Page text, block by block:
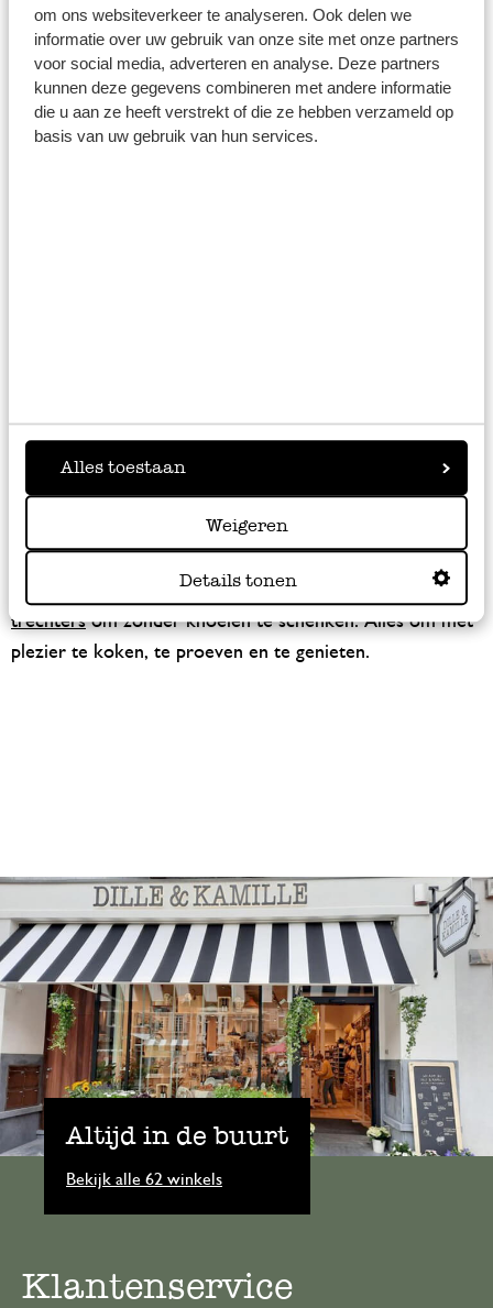
om ons websiteverkeer te analyseren. Ook delen we
informatie over uw gebruik van onze site met onze partners
voor social media, adverteren en analyse. Deze partners
kunnen deze gegevens combineren met andere informatie
die u aan ze heeft verstrekt of die ze hebben verzameld op
basis van uw gebruik van hun services.
Alles toestaan
Weigeren
Details tonen
Kies de juiste stamper voor je
gerechten
Onze aardappelstamper
ligt prettig in de hand en maakt
ontdekken?
Ben je op zoek naar een aardappelstamper, een
koffiestamper, een ijsstamper of een stamper voor in de
? Bekijk hier ons assortiment! En wie weet ontdek je
ook andere fijne keukenhulpjes, zoals onzevergietenvan
metaal of keramiek, fijnezevenin verschillende maten en
trechtersom zonder knoeien te schenken. Alles om met
plezier te koken, te proeven en te genieten.
Altijd in de buurt
Bekijk alle 62 winkels
Klantenservice